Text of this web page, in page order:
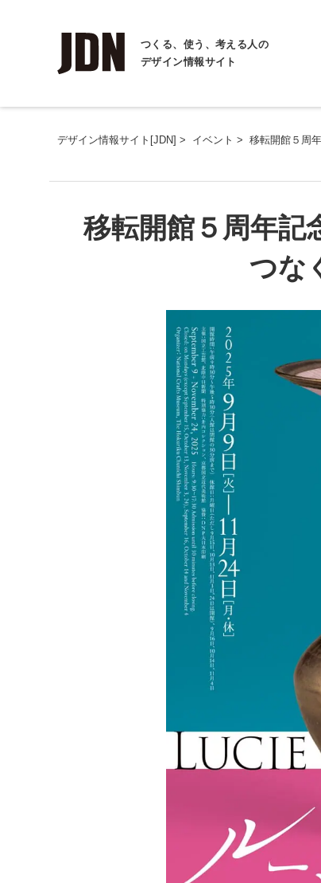
つくる、使う、考える人の
デザイン情報サイト
デザイン情報サイト[JDN] > イベント > 移転開館５周
移転開館５周年
つな